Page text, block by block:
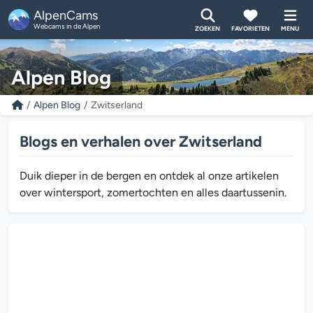
AlpenCams
Webcams in de Alpen ZOEKEN FAVORIETEN MENU
Alpen Blog
Alpen Blog Zwitserland
Blogs en verhalen over Zwitserland
Duik dieper in de bergen en ontdek al onze artikelen
over wintersport, zomertochten en alles daartussenin.